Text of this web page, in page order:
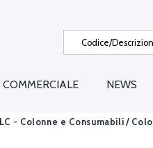
COMMERCIALE NEWS
- Colonne e Consumabili /